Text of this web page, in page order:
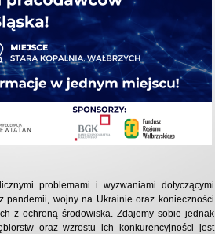
problemami i wyzwaniami dotyczącymi
pandemii, wojny na Ukrainie oraz konieczności
z ochroną środowiska. Zdajemy sobie jednak
oraz wzrostu ich konkurencyjności jest